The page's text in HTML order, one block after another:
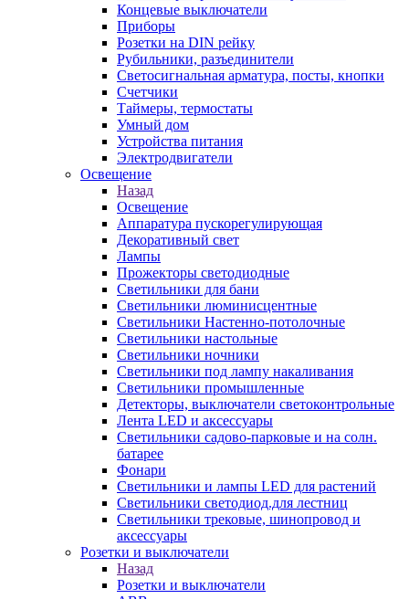
Концевые выключатели
Приборы
Розетки на DIN рейку
Рубильники, разъединители
Светосигнальная арматура, посты, кнопки
Счетчики
Таймеры, термостаты
Умный дом
Устройства питания
Электродвигатели
Освещение
Назад
Освещение
Аппаратура пускорегулирующая
Декоративный свет
Лампы
Прожекторы светодиодные
Светильники для бани
Светильники люминисцентные
Светильники Настенно-потолочные
Светильники настольные
Светильники ночники
Светильники под лампу накаливания
Светильники промышленные
Детекторы, выключатели светоконтрольные
Лента LED и аксессуары
Светильники садово-парковые и на солн.
батарее
Фонари
Светильники и лампы LED для растений
Светильники светодиод.для лестниц
Светильники трековые, шинопровод и
аксессуары
Розетки и выключатели
Назад
Розетки и выключатели